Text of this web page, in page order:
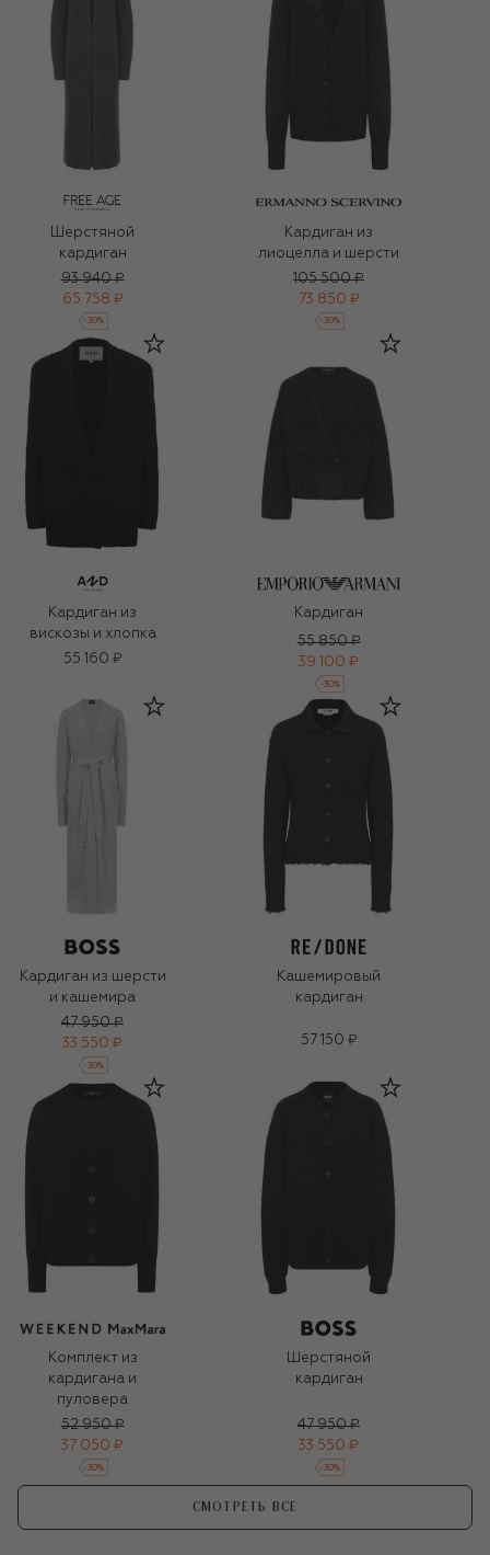
Шерстяной
кардиган
93 940 ₽
65 758 ₽
-30%
Кардиган из
лиоцелла и шерсти
105 500 ₽
73 850 ₽
-30%
Кардиган из
вискозы и хлопка
55 160 ₽
Кардиган
55 850 ₽
39 100 ₽
-30%
Кардиган из шерсти
и кашемира
47 950 ₽
33 550 ₽
-30%
Кашемировый
кардиган
57 150 ₽
Комплект из
кардигана и
пуловера
52 950 ₽
37 050 ₽
-30%
Шерстяной
кардиган
47 950 ₽
33 550 ₽
-30%
СМОТРЕТЬ ВСЕ